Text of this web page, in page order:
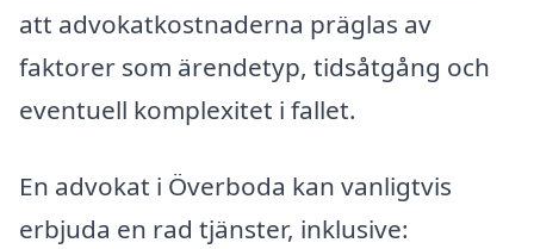
att advokatkostnaderna präglas av
faktorer som ärendetyp, tidsåtgång och
eventuell komplexitet i fallet.
En advokat i Överboda kan vanligtvis
erbjuda en rad tjänster, inklusive: